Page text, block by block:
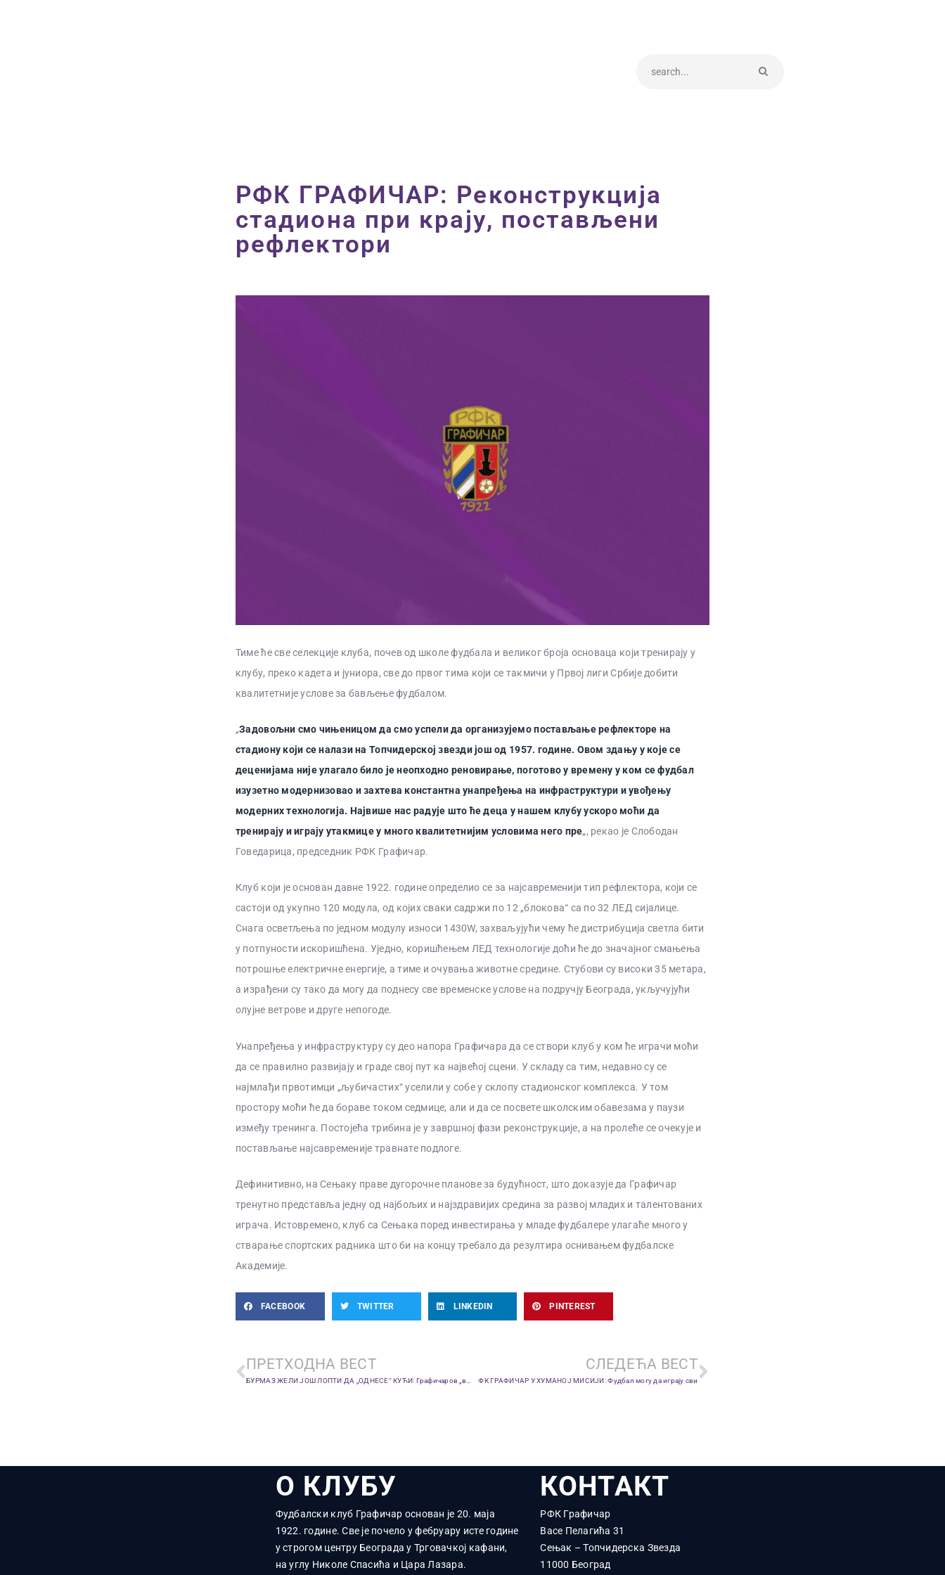
РФК ГРАФИЧАР: Реконструкција
стадиона при крају, постављени
рефлектори
Тиме ће све селекције клуба, почев од школе фудбала и великог броја основаца који тренирају у
клубу, преко кадета и јуниора, све до првог тима који се такмичи у Првој лиги Србије добити
квалитетније услове за бављење фудбалом.
„Задовољни смо чињеницом да смо успели да организујемо постављање рефлекторе на
стадиону који се налази на Топчидерској звезди још од 1957. године. Овом здању у које се
деценијама није улагало било је неопходно реновирање, поготово у времену у ком се фудбал
изузетно модернизовао и захтева константна унапређења на инфраструктури и увођењу
модерних технологија. Највише нас радује што ће деца у нашем клубу ускоро моћи да
тренирају и играју утакмице у много квалитетнијим условима него пре„, рекао је Слободан
Говедарица, председник РФК Графичар.
Клуб који је основан давне 1922. године определио се за најсавременији тип рефлектора, који се
састоји од укупно 120 модула, од којих сваки садржи по 12 „блокова“ са по 32 ЛЕД сијалице.
Снага осветљења по једном модулу износи 1430W, захваљујући чему ће дистрибуција светла бити
у потпуности искоришћена. Уједно, коришћењем ЛЕД технологије доћи ће до значајног смањења
потрошње електричне енергије, а тиме и очувања животне средине. Стубови су високи 35 метара,
а израђени су тако да могу да поднесу све временске услове на подручју Београда, укључујући
олујне ветрове и друге непогоде.
Унапређења у инфраструктуру су део напора Графичара да се створи клуб у ком ће играчи моћи
да се правилно развијају и граде свој пут ка највећој сцени. У складу са тим, недавно су се
најмлађи првотимци „љубичастих“ уселили у собе у склопу стадионског комплекса. У том
простору моћи ће да бораве током седмице, али и да се посвете школским обавезама у паузи
између тренинга. Постојећа трибина је у завршној фази реконструкције, а на пролеће се очекује и
постављање најсавременије травнате подлоге.
Дефинитивно, на Сењаку праве дугорочне планове за будућност, што доказује да Графичар
тренутно представља једну од најбољих и најздравијих средина за развој младих и талентованих
играча. Истовремено, клуб са Сењака поред инвестирања у младе фудбалере улагаће много у
стварање спортских радника што би на концу требало да резултира оснивањем фудбалске
Академије.
FACEBOOK TWITTER LINKEDIN PINTEREST
ПРЕТХОДНА ВЕСТ СЛЕДЕЋА ВЕСТ
ФК ГРАФИЧАР У ХУМАНОЈ МИСИЈИ: Фудбал могу да играју сви
О КЛУБУ
Фудбалски клуб Графичар основан је 20. маја
1922. године. Све је почело у фебруару исте године
у строгом центру Београда у Трговачкој кафани,
на углу Николе Спасића и Цара Лазара.
КОНТАКТ
РФК Графичар
Васе Пелагића 31
Сењак – Топчидерска Звезда
11000 Београд